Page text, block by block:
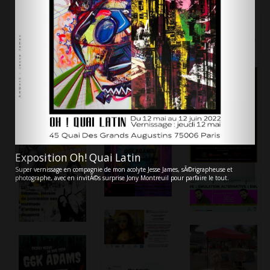
Exposition Oh! Quai Latin
Super vernissage en compagnie de mon acolyte Jesse James, sÃ©rigrapheuse et
photographe, avec en invitÃ©s surprise Jony Montreuil pour parfaire le tout.